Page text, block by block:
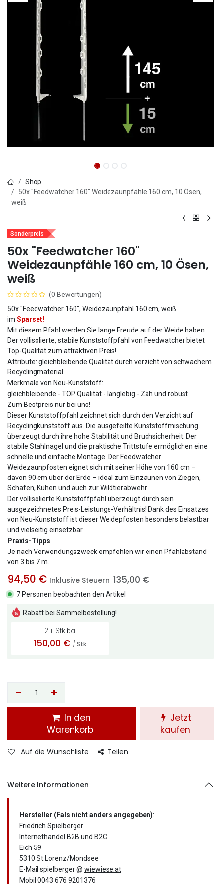
Shop
50x "Feedwatcher 160" Weidezaunpfähle 160 cm, 10 Ösen,
weiß
Sonderpreis
50x "Feedwatcher 160"
Weidezaunpfähle 160 cm, 10 Ösen,
weiß
(0 Bewertungen)
50x "Feedwatcher 160", Weidezaunpfahl 160 cm, weiß
im Sparset!
Mit diesem Pfahl werden Sie lange Freude auf der Weide haben.
Der vollisolierte, stabile Kunststoffpfahl von Feedwatcher bietet
Top-Qualität zum attraktiven Preis!
Attribute: gleichbleibende Qualität durch verzicht von schwachem
Recyclingmaterial.
Merkmale von Neu-Kunststoff:
gleichbleibende - TOP Qualität - langlebig - Zäh und robust
Zum Bestpreis nur bei uns!
Dieser Kunststoffpfahl zeichnet sich durch den Verzicht auf
Recyclingkunststoff aus. Die ausgefeilte Kunststoffmischung
überzeugt durch ihre hohe Stabilität und Bruchsicherheit. Der
stabile Stahlnagel und die praktische Trittstufe ermöglichen eine
schnelle und einfache Montage. Der Feedwatcher
Weidezaunpfosten eignet sich mit seiner Höhe von 160 cm –
davon 90 cm über der Erde – ideal zum Einzäunen von Ziegen,
Schafen, Kühen und auch zur Wildtierabwehr.
Der vollisolierte Kunststoffpfahl überzeugt durch sein
ausgezeichnetes Preis-Leistungs-Verhältnis! Dank des Einsatzes
von Neu-Kunststoff ist dieser Weidepfosten besonders belastbar
und vielseitig einsetzbar.
Praxis-Tipps
Je nach Verwendungszweck empfehlen wir einen Pfahlabstand
von 3 bis 7 m.
94,50 € Inklusive Steuern 135,00€
7 Personen beobachten den Artikel
Rabatt bei Sammelbestellung!
2 + Stk bei
150,00 € / Stk
In den
Warenkorb
Jetzt
kaufen
Auf die Wunschliste Teilen
Weitere Informationen
Hersteller (Fals nicht anders angegeben):
Friedrich Spielberger
Internethandel B2B und B2C
Eich 59
5310 St.Lorenz/Mondsee
E-Mail spielberger @ wiewiese.at
Mobil 0043 676 9201376